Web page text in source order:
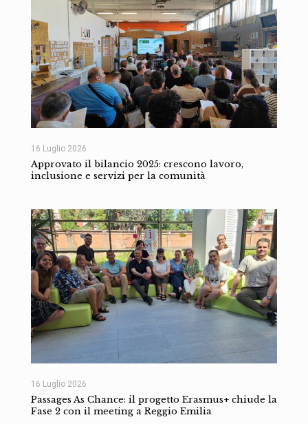
16 Luglio 2026
Approvato il bilancio 2025: crescono lavoro,
inclusione e servizi per la comunità
16 Luglio 2026
Passages As Chance: il progetto Erasmus+ chiude la
Fase 2 con il meeting a Reggio Emilia